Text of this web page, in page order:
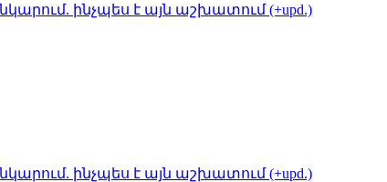
ինչպես է այն աշխատում (+upd.)
ինչպես է այն աշխատում (+upd.)